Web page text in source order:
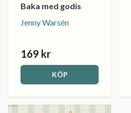
Baka med godis
Jenny Warsén
169 kr
KÖP